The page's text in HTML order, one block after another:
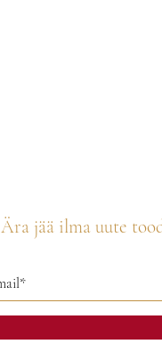
Ära jää ilma uute